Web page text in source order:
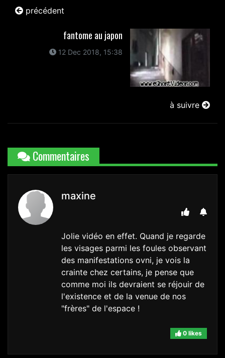
précédent
fantome au japon
12 Dec 2018, 15:38
à suivre
Commentaires
maxine
Jolie vidéo en effet. Quand je regarde
les visages parmi les foules observant
des manifestations ovni, je vois la
crainte chez certains, je pense que
comme moi ils devraient se réjouir de
l'existence et de la venue de nos
"frères" de l'espace !
0 likes